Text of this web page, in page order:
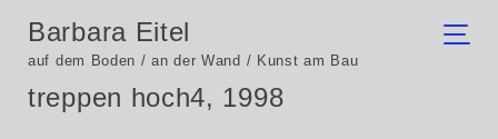
Barbara Eitel
auf dem Boden / an der Wand / Kunst am Bau
treppen hoch4, 1998